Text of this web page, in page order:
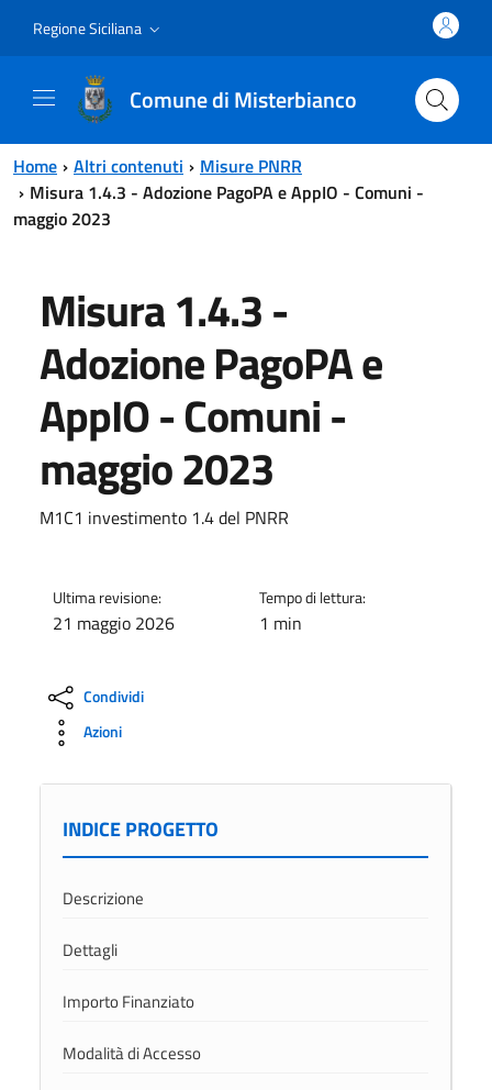
Regione Siciliana
Comune di Misterbianco
Home Altri contenuti
Misure PNRR
Misura 1.4.3 - Adozione PagoPA e AppIO - Comuni -
maggio 2023
Misura 1.4.3 -
Adozione PagoPA e
AppIO - Comuni -
maggio 2023
M1C1 investimento 1.4 del PNRR
Ultima revisione:
21 maggio 2026
Tempo di lettura:
1 min
Condividi
Azioni
INDICE PROGETTO
Descrizione
Dettagli
Importo Finanziato
Modalità di Accesso